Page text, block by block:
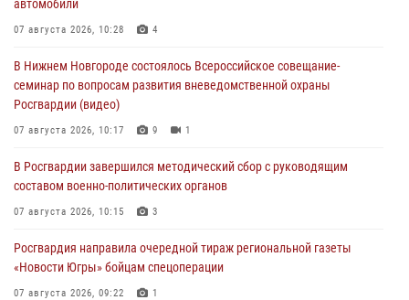
автомобили
07 августа 2026, 10:28 4
В Нижнем Новгороде состоялось Всероссийское совещание-
семинар по вопросам развития вневедомственной охраны
Росгвардии (видео)
07 августа 2026, 10:17 9 1
В Росгвардии завершился методический сбор с руководящим
составом военно-политических органов
07 августа 2026, 10:15 3
Росгвардия направила очередной тираж региональной газеты
«Новости Югры» бойцам спецоперации
07 августа 2026, 09:22 1